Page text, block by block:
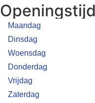
Maandag
Dinsdag
Woensdag
Donderdag
Vrijdag
Zaterdag